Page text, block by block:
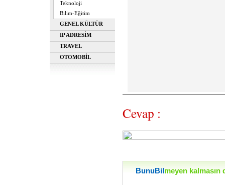
Teknoloji
Bilim-Eğitim
GENEL KÜLTÜR
IP ADRESİM
TRAVEL
OTOMOBİL
Cevap :
BunuBil meyen kalmasın